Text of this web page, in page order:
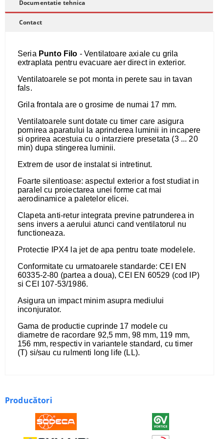
Documentatie tehnica
Contact
Seria Punto Filo - Ventilatoare axiale cu grila
extraplata pentru evacuare aer direct in exterior.
Ventilatoarele se pot monta in perete sau in tavan
fals.
Grila frontala are o grosime de numai 17 mm.
Ventilatoarele sunt dotate cu timer care asigura
pornirea aparatului la aprinderea luminii in incapere
si oprirea acestuia cu o intarziere presetata (3 ... 20
min) dupa stingerea luminii.
Extrem de usor de instalat si intretinut.
Foarte silentioase: aspectul exterior a fost studiat in
paralel cu proiectarea unei forme cat mai
aerodinamice a paletelor elicei.
Clapeta anti-retur integrata previne patrunderea in
sens invers a aerului atunci cand ventilatorul nu
functioneaza.
Protectie IPX4 la jet de apa pentru toate modelele.
Conformitate cu urmatoarele standarde: CEI EN
60335-2-80 (partea a doua), CEI EN 60529 (cod IP)
si CEI 107-53/1986.
Asigura un impact minim asupra mediului
inconjurator.
​Gama de productie cuprinde 17 modele cu
diametre de racordare 92,5 mm, 98 mm, 119 mm,
156 mm, respectiv in variantele standard, cu timer
(T) si/sau cu rulmenti long life (LL).
Producători